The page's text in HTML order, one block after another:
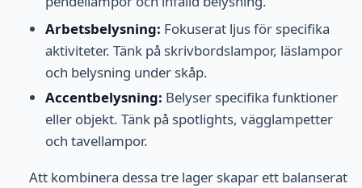
Arbetsbelysning: Fokuserat ljus för specifika
aktiviteter. Tänk på skrivbordslampor, läslampor
och belysning under skåp.
Accentbelysning: Belyser specifika funktioner
eller objekt. Tänk på spotlights, vägglampetter
och tavellampor.
Att kombinera dessa tre lager skapar ett balanserat